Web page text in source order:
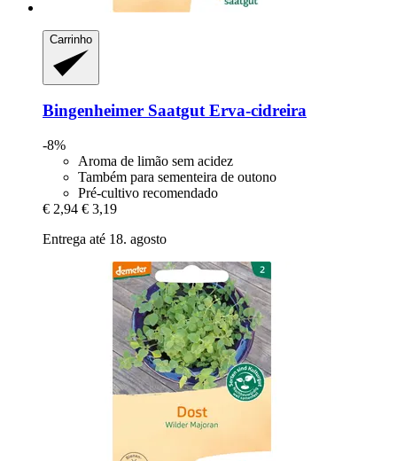
Carrinho
Bingenheimer SaatgutErva-​cidreira
-8%
Aroma de limão sem acidez
Também para sementeira de outono
Pré-cultivo recomendado
€ 2,94 € 3,19
Entrega até 18. agosto